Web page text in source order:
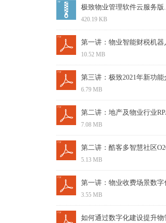
极致物业管理软件云服务版
420.19 KB
10.52 MB
第三讲：极致2021年新功
6.79 MB
7.08 MB
5.13 MB
3.55 MB
如何通过数字化建设提升